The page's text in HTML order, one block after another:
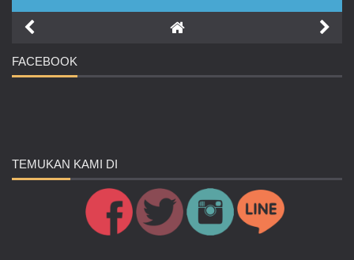
FACEBOOK
TEMUKAN KAMI DI